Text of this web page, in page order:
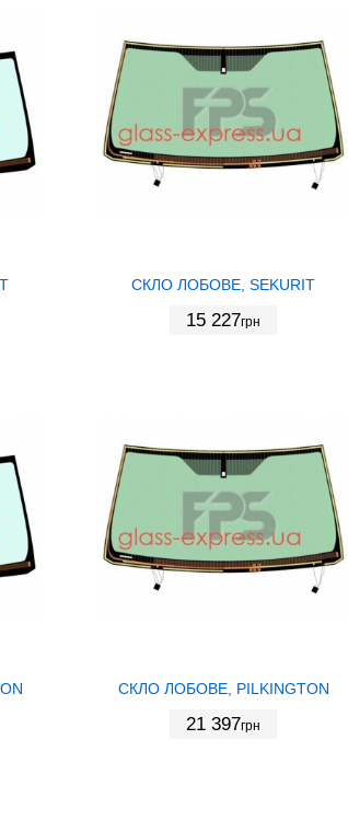
СКЛО ЛОБОВЕ, SEKURIT
15 227грн
СКЛО ЛОБОВЕ, PILKINGTON
21 397грн